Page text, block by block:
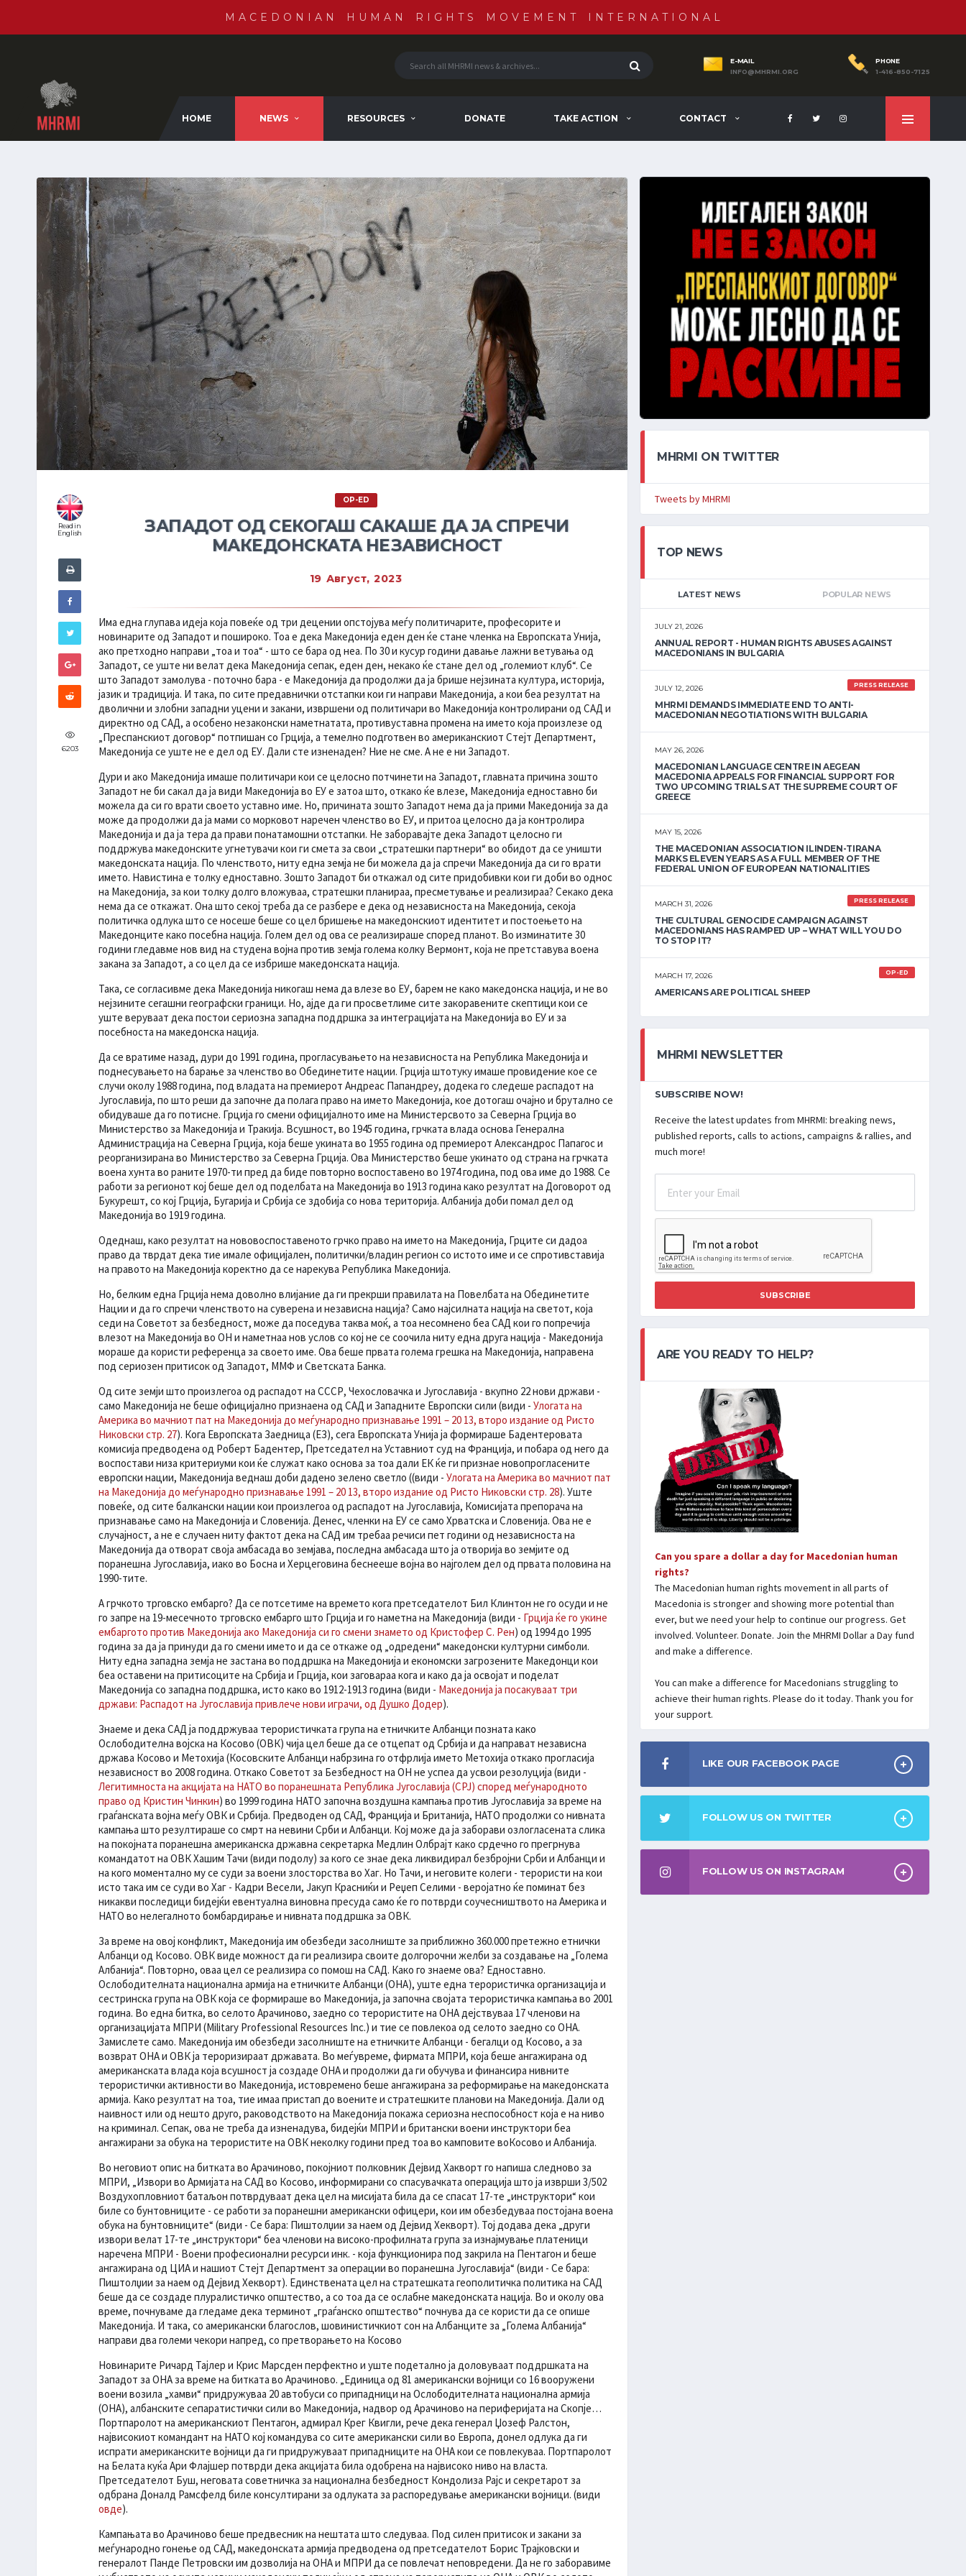
MACEDONIAN HUMAN RIGHTS MOVEMENT INTERNATIONAL
E-MAIL
INFO@MHRMI.ORG
PHONE
1-416-850-7125
HOME NEWS RESOURCES DONATE TAKE ACTION CONTACT
Read in
English
6203
OP-ED
ЗАПАДОТ ОД СЕКОГАШ САКАШЕ ДА ЈА СПРЕЧИ
МАКЕДОНСКАТА НЕЗАВИСНОСТ
19 Август, 2023
Има една глупава идеја која повеќе од три децении опстојува меѓу политичарите, професорите и
новинарите од Западот и пошироко. Тоа е дека Македонија еден ден ќе стане членка на Европската Унија,
ако претходно направи „тоа и тоа“ - што се бара од неа. По 30 и кусур години давање лажни ветувања од
Западот, се уште ни велат дека Македонија сепак, еден ден, некако ќе стане дел од „големиот клуб“. Се
што Западот замолува - поточно бара - е Македонија да продолжи да ја брише нејзината култура, историја,
јазик и традиција. И така, по сите предавнички отстапки кои ги направи Македонија, а кои беа резултат на
дволични и злобни западни уцени и закани, извршени од политичари во Македонија контролирани од САД и
директно од САД, а особено незаконски наметнатата, противуставна промена на името која произлезе од
„Преспанскиот договор“ потпишан со Грција, а темелно подготвен во американскиот Стејт Департмент,
Македонија се уште не е дел од ЕУ. Дали сте изненаден? Ние не сме. А не е ни Западот.
Дури и ако Македонија имаше политичари кои се целосно потчинети на Западот, главната причина зошто
Западот не би сакал да ја види Македонија во ЕУ е затоа што, откако ќе влезе, Македонија едноставно би
можела да си го врати своето уставно име. Но, причината зошто Западот нема да ја прими Македонија за да
може да продолжи да ја мами со морковот наречен членство во ЕУ, и притоа целосно да ја контролира
Македонија и да ја тера да прави понатамошни отстапки. Не заборавајте дека Западот целосно ги
поддржува македонските угнетувачи кои ги смета за свои „стратешки партнери“ во обидот да се уништи
македонската нација. По членството, ниту една земја не би можела да ја спречи Македонија да си го врати
името. Навистина е толку едноставно. Зошто Западот би откажал од сите придобивки кои ги доби во однос
на Македонија, за кои толку долго вложуваа, стратешки планираа, пресметување и реализираа? Секако дека
нема да се откажат. Она што секој треба да се разбере е дека од независноста на Македонија, секоја
политичка одлука што се носеше беше со цел бришење на македонскиот идентитет и постоењето на
Македонците како посебна нација. Голем дел од ова се реализираше според планот. Во изминатите 30
години гледавме нов вид на студена војна против земја голема колку Вермонт, која не претставува воена
закана за Западот, а со цел да се избрише македонската нација.
Така, се согласивме дека Македонија никогаш нема да влезе во ЕУ, барем не како македонска нација, и не во
нејзините сегашни географски граници. Но, ајде да ги просветлиме сите закоравените скептици кои се
уште веруваат дека постои сериозна западна поддршка за интеграцијата на Македонија во ЕУ и за
посебноста на македонска нација.
Да се вратиме назад, дури до 1991 година, прогласувањето на независноста на Република Македонија и
поднесувањето на барање за членство во Обединетите нации. Грција штотуку имаше провидение кое се
случи околу 1988 година, под владата на премиерот Андреас Папандреу, додека го следеше распадот на
Југославија, по што реши да започне да полага право на името Македонија, кое дотогаш очајно и брутално се
обидуваше да го потисне. Грција го смени официјалното име на Министерсвото за Северна Грција во
Министерство за Македонија и Тракија. Всушност, во 1945 година, грчката влада основа Генерална
Администрација на Северна Грција, која беше укината во 1955 година од премиерот Александрос Папагос и
реорганизирана во Министерство за Северна Грција. Ова Министерство беше укинато од страна на грчката
воена хунта во раните 1970-ти пред да биде повторно воспоставено во 1974 година, под ова име до 1988. Се
работи за регионот кој беше дел од поделбата на Македонија во 1913 година како резултат на Договорот од
Букурешт, со кој Грција, Бугарија и Србија се здобија со нова територија. Албанија доби помал дел од
Македонија во 1919 година.
Одеднаш, како резултат на нововоспоставеното грчко право на името на Македонија, Грците си дадоа
право да тврдат дека тие имале официјален, политички/владин регион со истото име и се спротивставија
на правото на Македонија коректно да се нарекува Република Македонија.
Но, белким една Грција нема доволно влијание да ги прекрши правилата на Повелбата на Обединетите
Нации и да го спречи членството на суверена и независна нација? Само најсилната нација на светот, која
седи на Советот за безбедност, може да поседува таква моќ, а тоа несомнено беа САД кои го попречија
влезот на Македонија во ОН и наметнаа нов услов со кој не се соочила ниту една друга нација - Македонија
мораше да користи референца за своето име. Ова беше првата голема грешка на Македонија, направена
под сериозен притисок од Западот, ММФ и Светската Банка.
Од сите земји што произлегоа од распадот на СССР, Чехословачка и Југославија - вкупно 22 нови држави -
само Македонија не беше официјално признаена од САД и Западните Европски сили (види - Улогата на
Америка во мачниот пат на Македонија до меѓународно признавање 1991 – 20 13, второ издание од Ристо
Никовски стр. 27). Кога Европската Заедница (ЕЗ), сега Европската Унија ја формираше Бадентеровата
комисија предводена од Роберт Бадентер, Претседател на Уставниот суд на Франција, и побара од него да
воспостави низа критериуми кои ќе служат како основа за тоа дали ЕК ќе ги признае новопрогласените
европски нации, Македонија веднаш доби дадено зелено светло ((види - Улогата на Америка во мачниот пат
на Македонија до меѓународно признавање 1991 – 20 13, второ издание од Ристо Никовски стр. 28). Уште
повеќе, од сите балкански нации кои произлегоа од распадот на Југославија, Комисијата препорача на
признавање само на Македонија и Словенија. Денес, членки на ЕУ се само Хрватска и Словенија. Ова не е
случајност, а не е случаен ниту фактот дека на САД им требаа речиси пет години од независноста на
Македонија да отворат своја амбасада во земјава, последна амбасада што ја отворија во земјите од
поранешна Југославија, иако во Босна и Херцеговина беснееше војна во најголем дел од првата половина на
1990-тите.
А грчкото трговско ембарго? Да се потсетиме на времето кога претседателот Бил Клинтон не го осуди и не
го запре на 19-месечното трговско ембарго што Грција и го наметна на Македонија (види - Грција ќе го укине
ембаргото против Македонија ако Македонија си го смени знамето од Кристофер С. Рен) од 1994 до 1995
година за да ја принуди да го смени името и да се откаже од „одредени“ македонски културни симболи.
Ниту една западна земја не застана во поддршка на Македонија и економски загрозените Македонци кои
беа оставени на притисоците на Србија и Грција, кои заговараа кога и како да ја освојат и поделат
Македонија со западна поддршка, исто како во 1912-1913 година (види - Македонија ја посакуваат три
држави: Распадот на Југославија привлече нови играчи, од Душко Додер).
Знаеме и дека САД ја поддржуваа терористичката група на етничките Албанци позната како
Ослободителна војска на Косово (ОВК) чија цел беше да се отцепат од Србија и да направат независна
држава Косово и Метохија (Косовските Албанци набрзина го отфрлија името Метохија откако прогласија
независност во 2008 година. Откако Советот за Безбедност на ОН не успеа да усвои резолуција (види -
Легитимноста на акцијата на НАТО во поранешната Република Југославија (СРЈ) според меѓународното
право од Кристин Чинкин) во 1999 година НАТО започна воздушна кампања против Југославија за време на
граѓанската војна меѓу ОВК и Србија. Предводен од САД, Франција и Британија, НАТО продолжи со нивната
кампања што резултираше со смрт на невини Срби и Албанци. Кој може да ја заборави озлогласената слика
на покојната поранешна американска државна секретарка Медлин Олбрајт како срдечно го прегрнува
командатот на ОВК Хашим Тачи (види подолу) за кого се знае дека ликвидирал безбројни Срби и Албанци и
на кого моментално му се суди за воени злосторства во Хаг. Но Тачи, и неговите колеги - терористи на кои
исто така им се суди во Хаг - Кадри Весели, Јакуп Красниќи и Реџеп Селими - веројатно ќе поминат без
никакви последици бидејќи евентуална виновна пресуда само ќе го потврди соучесништвото на Америка и
НАТО во нелегалното бомбардирање и нивната поддршка за ОВК.
За време на овој конфликт, Македонија им обезбеди засолниште за приближно 360.000 претежно етнички
Албанци од Косово. ОВК виде можност да ги реализира своите долгорочни желби за создавање на „Голема
Албанија“. Повторно, оваа цел се реализира со помош на САД. Како го знаеме ова? Едноставно.
Ослободителната национална армија на етничките Албанци (ОНА), уште една терористичка организација и
сестринска група на ОВК која се формираше во Македонија, ја започна својата терористичка кампања во 2001
година. Во една битка, во селото Арачиново, заедно со терористите на ОНА дејствуваа 17 членови на
организацијата МПРИ (Military Professional Resources Inc.) и тие се повлекоа од селото заедно со ОНА.
Замислете само. Македонија им обезбеди засолниште на етничките Албанци - бегалци од Косово, а за
возврат ОНА и ОВК ја тероризираат државата. Во меѓувреме, фирмата МПРИ, која беше ангажирана од
американската влада која всушност ја создаде ОНА и продолжи да ги обучува и финансира нивните
терористички активности во Македонија, истовремено беше ангажирана за реформирање на македонската
армија. Како резултат на тоа, тие имаа пристап до воените и стратешките планови на Македонија. Дали од
наивност или од нешто друго, раководството на Македонија покажа сериозна неспособност која е на ниво
на криминал. Сепак, ова не треба да изненадува, бидејќи МПРИ и британски воени инструктори беа
ангажирани за обука на терористите на ОВК неколку години пред тоа во камповите воКосово и Албанија.
Во неговиот опис на битката во Арачиново, покојниот полковник Дејвид Хакворт го напиша следново за
МПРИ, „Извори во Армијата на САД во Косово, информирани со спасувачката операција што ја изврши 3/502
Воздухопловниот батаљон потврдуваат дека цел на мисијата била да се спасат 17-те „инструктори“ кои
биле со бунтовниците - се работи за поранешни американски офицери, кои им обезбедуваа постојана воена
обука на бунтовниците“ (види - Се бара: Пиштолџии за наем од Дејвид Хекворт). Тој додава дека „други
извори велат 17-те „инструктори“ беа членови на високо-профилната група за изнајмување платеници
наречена МПРИ - Воени професионални ресурси инк. - која функционира под закрила на Пентагон и беше
ангажирана од ЦИА и нашиот Стејт Департмент за операции во поранешна Југославија“ (види - Се бара:
Пиштолџии за наем од Дејвид Хекворт). Единствената цел на стратешката геополитичка политика на САД
беше да се создаде плуралистичко општество, а со тоа да се ослабне македонската нација. Во и околу ова
време, почнуваме да гледаме дека терминот „граѓанско општество“ почнува да се користи да се опише
Македонија. И така, со американски благослов, шовинистичкиот сон на Албанците за „Голема Албанија“
направи два големи чекори напред, со претворањето на Косово
Новинарите Ричард Тајлер и Крис Марсден перфектно и уште подетално ја доловуваат поддршката на
Западот за ОНА за време на битката во Арачиново. „Единица од 81 американски војници со 16 вооружени
воени возила „хамви“ придружуваа 20 автобуси со припадници на Ослободителната национална армија
(ОНА), албанските сепаратистички сили во Македонија, надвор од Арачиново на периферијата на Скопје…
Портпаролот на американскиот Пентагон, адмирал Крег Квигли, рече дека генерал Џозеф Ралстон,
највисокиот командант на НАТО кој командува со сите американски сили во Европа, донел одлука да ги
испрати американските војници да ги придружуваат припадниците на ОНА кои се повлекуваа. Портпаролот
на Белата куќа Ари Флајшер потврди дека акцијата била одобрена на највисоко ниво на власта.
Претседателот Буш, неговата советничка за национална безбедност Кондолиза Рајс и секретарот за
одбрана Доналд Рамсфелд биле консултирани за одлуката за распоредување американски војници. (види
овде).
Кампањата во Арачиново беше предвесник на нештата што следуваа. Под силен притисок и закани за
меѓународно гонење од САД, македонската армија предводена од претседателот Борис Трајковски и
генералот Панде Петровски им дозволија на ОНА и МПРИ да се повлечат неповредени. Да не го заборавиме
MHRMI ON TWITTER
Tweets by MHRMI
TOP NEWS
LATEST NEWS POPULAR NEWS
JULY 21, 2026
ANNUAL REPORT - HUMAN RIGHTS ABUSES AGAINST
MACEDONIANS IN BULGARIA
JULY 12, 2026 PRESS RELEASE
MHRMI DEMANDS IMMEDIATE END TO ANTI-
MACEDONIAN NEGOTIATIONS WITH BULGARIA
MAY 26, 2026
MACEDONIAN LANGUAGE CENTRE IN AEGEAN
MACEDONIA APPEALS FOR FINANCIAL SUPPORT FOR
TWO UPCOMING TRIALS AT THE SUPREME COURT OF
GREECE
MAY 15, 2026
THE MACEDONIAN ASSOCIATION ILINDEN-TIRANA
MARKS ELEVEN YEARS AS A FULL MEMBER OF THE
FEDERAL UNION OF EUROPEAN NATIONALITIES
MARCH 31, 2026 PRESS RELEASE
THE CULTURAL GENOCIDE CAMPAIGN AGAINST
MACEDONIANS HAS RAMPED UP – WHAT WILL YOU DO
TO STOP IT?
MARCH 17, 2026 OP-ED
AMERICANS ARE POLITICAL SHEEP
MHRMI NEWSLETTER
SUBSCRIBE NOW!
Receive the latest updates from MHRMI: breaking news,
published reports, calls to actions, campaigns & rallies, and
much more!
SUBSCRIBE
ARE YOU READY TO HELP?
Can you spare a dollar a day for Macedonian human
rights?
The Macedonian human rights movement in all parts of
Macedonia is stronger and showing more potential than
ever, but we need your help to continue our progress. Get
involved. Volunteer. Donate. Join the MHRMI Dollar a Day fund
and make a difference.
You can make a difference for Macedonians struggling to
achieve their human rights. Please do it today. Thank you for
your support.
LIKE OUR FACEBOOK PAGE
FOLLOW US ON TWITTER
FOLLOW US ON INSTAGRAM